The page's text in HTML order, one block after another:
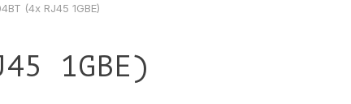
(4x RJ45 1GBE)
1GBE)